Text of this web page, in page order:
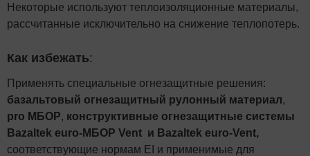
Некоторые используют теплоизоляционные материалы,
рассчитанные исключительно на снижение теплопотерь.
Как избежать:
Применять специальные огнезащитные решения:
базальтовый огнезащитный рулонный материал,
pro МБОР, конструктивные огнезащитные системы
Bazaltek euro-МБОР Vent и Bazaltek euro-Vent,
соответствующие нормам EI и применимые для